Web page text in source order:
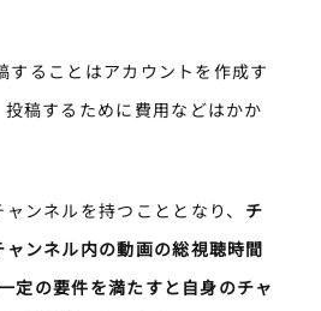
することはアカウントを作成す
稿するために費用などはかか
ンネルを持つこととなり、 チ
ンネル内の動画の総視聴時間
定の要件を満たすと自身のチャ